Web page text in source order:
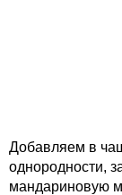
Добавляем в
однородности,
мандариновую